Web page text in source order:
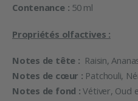
Contenance : 50 ml
Propriétés olfactives :
Notes de tête : Raisin,
Notes de cœur : Patchouli,
Notes de fond :Vétiver, Oud